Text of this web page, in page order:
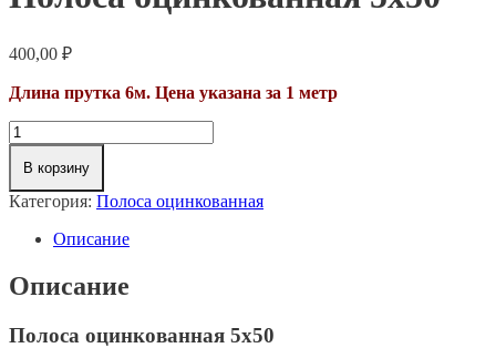
400,00 ₽
Длина прутка 6м. Цена указана за 1 метр
Количество
товара
Полоса
оцинкованная
5х50
В корзину
Категория: Полоса оцинкованная
Описание
Описание
Полоса оцинкованная 5х50